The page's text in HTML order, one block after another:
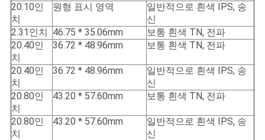
20.10인
치
원형 표시 영역
일반적으로 흰색 IPS, 송
신
2.31인치 46.75 * 35.06mm
보통 흰색 TN, 전파
20.40인
치
36.72 * 48.96mm 보통 흰색 TN, 전파
20.40인
치
36.72 * 48.96mm
일반적으로 흰색 IPS, 송
신
20.80인
치
43.20 * 57.60mm 보통 흰색 TN, 전파
20.80인
치
43.20 * 57.60mm
일반적으로 흰색 IPS, 송
신